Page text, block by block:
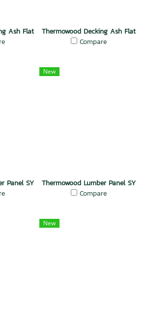
Ash Flat MochaThermowood Decking Ash Flat
Compare
Panel SYP Flat Mocha
New
Thermowood Lumber Panel SYP
Compare
New